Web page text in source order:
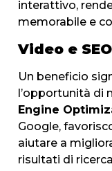
interattivo,
memorabile e
Video e SEO
Un beneficio
l’opportunità di
Engine
Google,
aiutare a
risultati di